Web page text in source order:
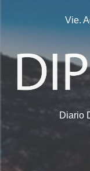
Vie.
Diario